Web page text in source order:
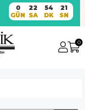
0
GÜN
22
SA
54
DK
21
SN
0